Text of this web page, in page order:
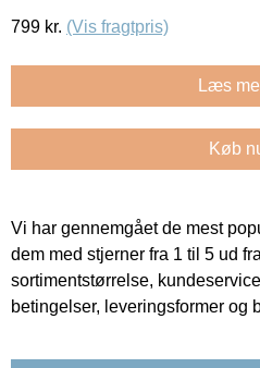
799 kr. (Vis fragtpris)
Læs
Køb
Vi har gennemgået de mest
dem med stjerner fra 1 til 5 ud
sortimentstørrelse,
betingelser, leveringsformer og